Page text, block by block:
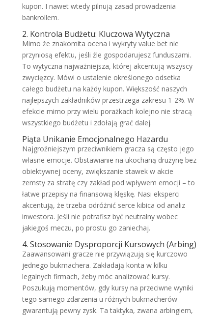
kupon. I nawet wtedy pilnują zasad prowadzenia
bankrollem.
2. Kontrola Budżetu: Kluczowa Wytyczna
Mimo że znakomita ocena i wykryty value bet nie
przyniosą efektu, jeśli źle gospodarujesz funduszami.
To wytyczna najważniejsza, której akcentują wszyscy
zwycięzcy. Mówi o ustalenie określonego odsetka
całego budżetu na każdy kupon. Większość naszych
najlepszych zakładników przestrzega zakresu 1-2%. W
efekcie mimo przy wielu porażkach kolejno nie stracą
wszystkiego budżetu i zdołają grać dalej.
Piąta Unikanie Emocjonalnego Hazardu
Najgroźniejszym przeciwnikiem gracza są często jego
własne emocje. Obstawianie na ukochaną drużynę bez
obiektywnej oceny, zwiększanie stawek w akcie
zemsty za stratę czy zakład pod wpływem emocji – to
łatwe przepisy na finansową klęskę. Nasi eksperci
akcentują, że trzeba odróżnić serce kibica od analiz
inwestora. Jeśli nie potrafisz być neutralny wobec
jakiegoś meczu, po prostu go zaniechaj.
4. Stosowanie Dysproporcji Kursowych (Arbing)
Zaawansowani gracze nie przywiązują się kurczowo
jednego bukmachera. Zakładają konta w kilku
legalnych firmach, żeby móc analizować kursy.
Poszukują momentów, gdy kursy na przeciwne wyniki
tego samego zdarzenia u różnych bukmacherów
gwarantują pewny zysk. Ta taktyka, zwana arbingiem,